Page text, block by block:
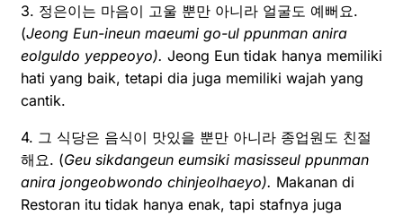
3. 정은이는 마음이 고울 뿐만 아니라 얼굴도 예뻐요.
(Jeong Eun-ineun maeumi go-ul ppunman anira
eolguldo yeppeoyo). Jeong Eun tidak hanya memiliki
hati yang baik, tetapi dia juga memiliki wajah yang
cantik.
4. 그 식당은 음식이 맛있을 뿐만 아니라 종업원도 친절
해요. (Geu sikdangeun eumsiki masisseul ppunman
anira jongeobwondo chinjeolhaeyo). Makanan di
Restoran itu tidak hanya enak, tapi stafnya juga